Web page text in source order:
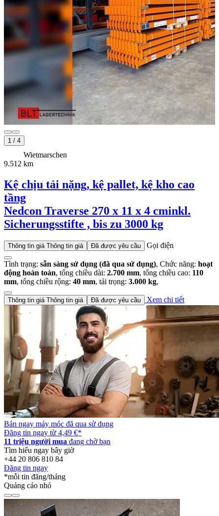
1 / 4
Wietmarschen
9.512 km
Kệ chịu tải nặng, kệ pallet, kệ kho cao
tầng
Nedcon Traverse 270 x 11 x 4 cminkl.
Sicherungsstifte , bis zu 3000 kg
Thông tin giá Thông tin giá Đã được yêu cầu Gọi điện
Tình trạng: sẵn sàng sử dụng (đã qua sử dụng), Chức năng: hoạt
động hoàn toàn, tổng chiều dài: 2.700 mm, tổng chiều cao: 110
mm, tổng chiều rộng: 40 mm, tải trọng: 3.000 kg,
Thông tin giá Thông tin giá Đã được yêu cầu Xem chi tiết
Bán ngay máy móc đã qua sử dụng
Đăng tin ngay từ 4,49 €*
11 triệu người mua đang chờ bạn
Tìm hiểu ngay bây giờ
+44 20 806 810 84
Đăng tin ngay
*mỗi tin đăng/tháng
Quảng cáo nhỏ